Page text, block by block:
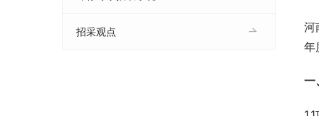
河
年
一
招采观点